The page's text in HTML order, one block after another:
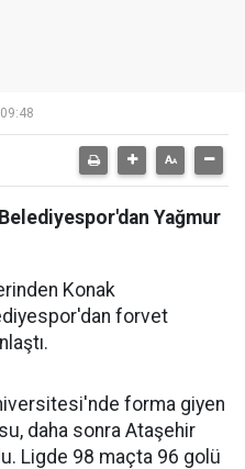
Yağmur
Konak
forvet
forma giyen
daha sonra Ataşehir
Ligde 98 maçta 96 golü